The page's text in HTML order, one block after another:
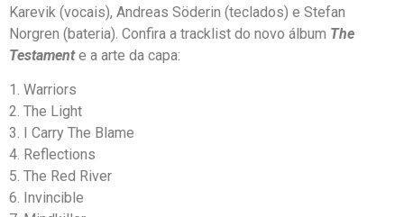
Karevik (vocais), Andreas Söderin (teclados) e Stefan
Norgren (bateria). Confira a tracklist do novo álbum The
Testamente a arte da capa:
1. Warriors
2. The Light
3. I Carry The Blame
4. Reflections
5. The Red River
6. Invincible